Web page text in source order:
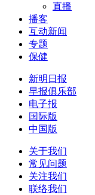
直播
播客
互动新闻
专题
保健
新明日报
早报俱乐部
电子报
国际版
中国版
关于我们
常见问题
关注我们
联络我们